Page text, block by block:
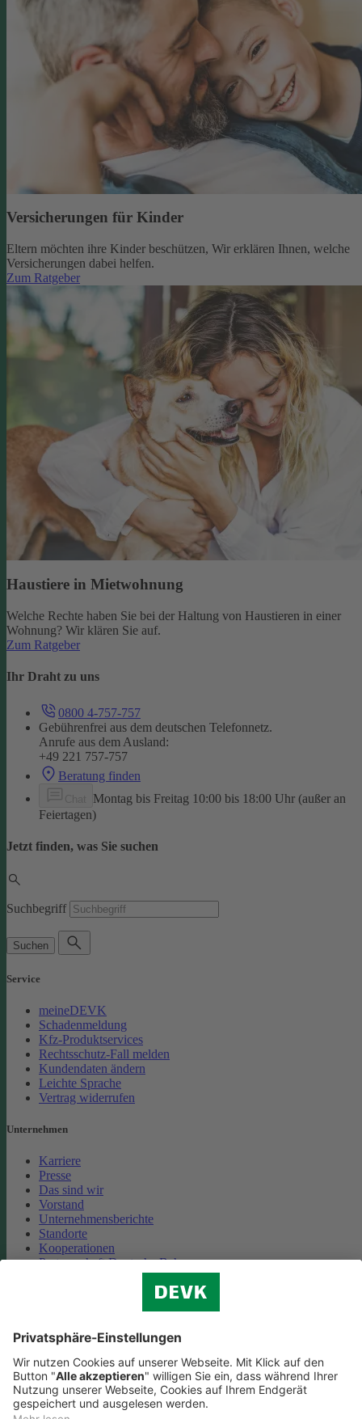
Versicherungen für Kinder
Eltern möchten ihre Kinder beschützen, Wir erklären Ihnen, welche
Versicherungen dabei helfen.
Zum Ratgeber
Haustiere in Mietwohnung
Welche Rechte haben Sie bei der Haltung von Haustieren in einer
Wohnung? Wir klären Sie auf.
Zum Ratgeber
Ihr Draht zu uns
0800 4-757-757
Gebührenfrei aus dem deutschen Telefonnetz.
Anrufe aus dem Ausland:
+49 221 757-757
Beratung finden
Montag bis Freitag 10:00 bis 18:00 Uhr (außer an
Feiertagen)
Jetzt finden, was Sie suchen
Suchbegriff
Suchen
Service
meineDEVK
Schadenmeldung
Kfz-Produktservices
Rechtsschutz-Fall melden
Kundendaten ändern
Leichte Sprache
Vertrag widerrufen
Unternehmen
Karriere
Presse
Das sind wir
Vorstand
Unternehmensberichte
Standorte
Kooperationen
Partnerschaft Deutsche Bahn
Cookie-Einstellungen
Datenschutz